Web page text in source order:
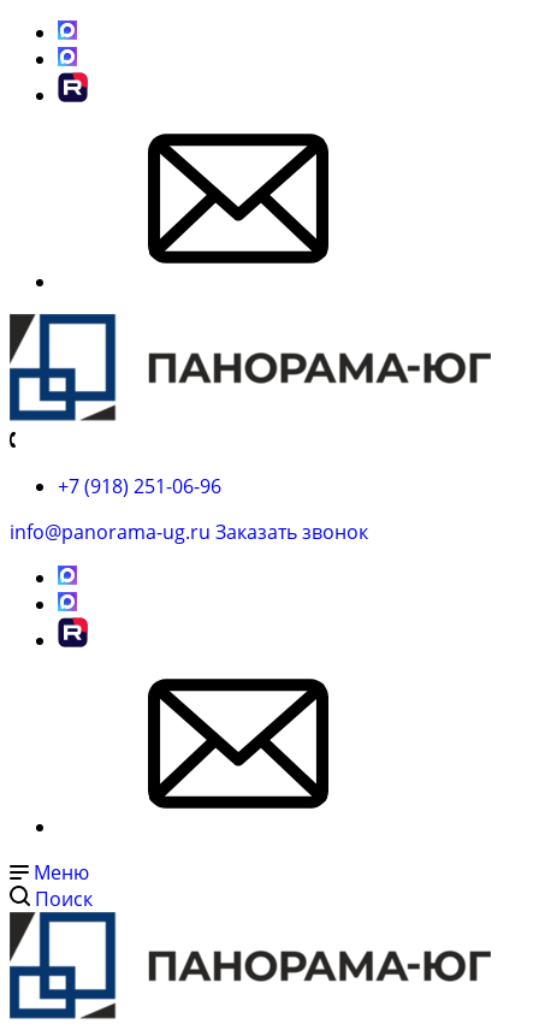
+7 (918) 251-06-96
info@panorama-ug.ru Заказать звонок
Меню
Поиск